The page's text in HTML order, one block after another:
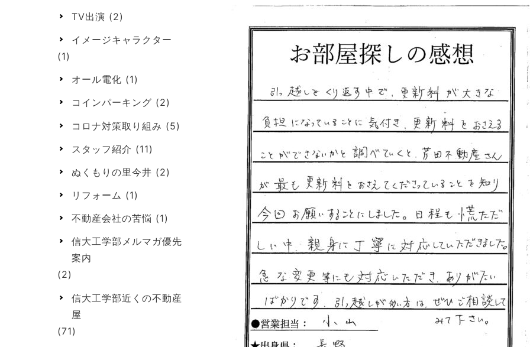
TV出演 (2)
イメージキャラクター
(1)
オール電化 (1)
コインパーキング (2)
コロナ対策取り組み (5)
スタッフ紹介 (11)
ぬくもりの里今井 (2)
リフォーム (1)
不動産会社の苦悩 (1)
信大工学部メルマガ優先
案内
(2)
信大工学部近くの不動産
屋
(71)